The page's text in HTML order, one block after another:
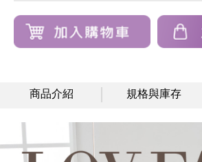
商品介紹 規格與庫存